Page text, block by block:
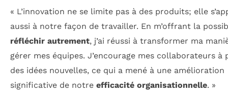
« L’innovation ne se limite pas à des produits; elle
aussi à notre façon de travailler. En m’offrant la
réfléchir autrement, j’ai réussi à transformer ma
gérer mes équipes. J’encourage mes collaborateurs à
des idées nouvelles, ce qui a mené à une amélioration
significative de notre efficacité organisationnelle. »